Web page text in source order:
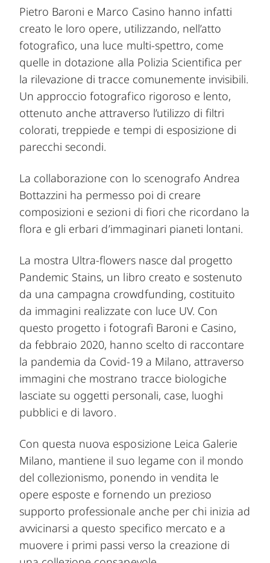
Pietro Baroni e Marco Casino hanno infatti
creato le loro opere, utilizzando, nell’atto
fotografico, una luce multi-spettro, come
quelle in dotazione alla Polizia Scientifica per
la rilevazione di tracce comunemente invisibili.
Un approccio fotografico rigoroso e lento,
ottenuto anche attraverso l’utilizzo di filtri
colorati, treppiede e tempi di esposizione di
parecchi secondi.
La collaborazione con lo scenografo Andrea
Bottazzini ha permesso poi di creare
composizioni e sezioni di fiori che ricordano la
flora e gli erbari d’immaginari pianeti lontani.
La mostra Ultra-flowers nasce dal progetto
Pandemic Stains, un libro creato e sostenuto
da una campagna crowdfunding, costituito
da immagini realizzate con luce UV. Con
questo progetto i fotografi Baroni e Casino,
da febbraio 2020, hanno scelto di raccontare
la pandemia da Covid-19 a Milano, attraverso
immagini che mostrano tracce biologiche
lasciate su oggetti personali, case, luoghi
pubblici e di lavoro.
Con questa nuova esposizione Leica Galerie
Milano, mantiene il suo legame con il mondo
del collezionismo, ponendo in vendita le
opere esposte e fornendo un prezioso
supporto professionale anche per chi inizia ad
avvicinarsi a questo specifico mercato e a
muovere i primi passi verso la creazione di